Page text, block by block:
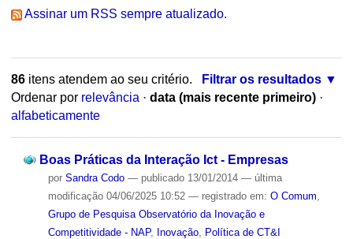
Assinar um RSS sempre atualizado.
86itens atendem ao seu critério.
Filtrar os resultados
Ordenar por relevância · data (mais recente primeiro) ·
alfabeticamente
Boas Práticas da Interação Ict - Empresas
por Sandra Codo — publicado13/01/2014 — última
modificação04/06/2025 10:52 — registrado em: O Comum
Grupo de Pesquisa Observatório da Inovação e
Competitividade - NAP, Inovação, Política de CT&I